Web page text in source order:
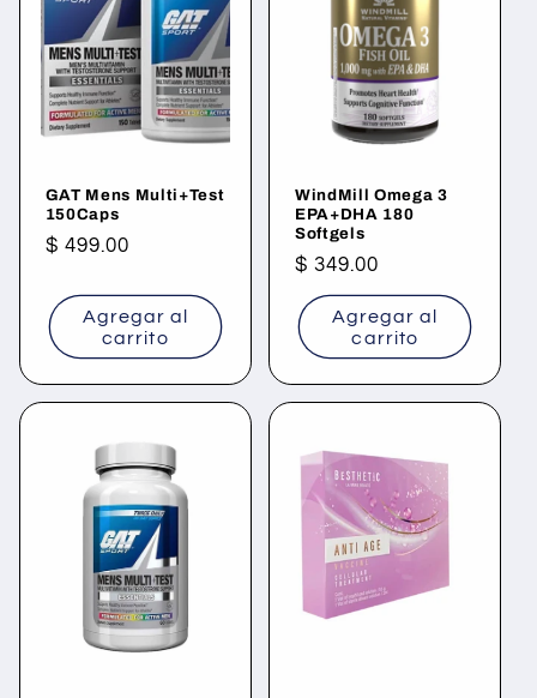
GAT Mens Multi+Test
150Caps
Precio
$ 499.00
Agregar al
carrito
WindMill Omega 3
EPA+DHA 180
Softgels
Precio
habitual
$ 349.00
Agregar al
carrito